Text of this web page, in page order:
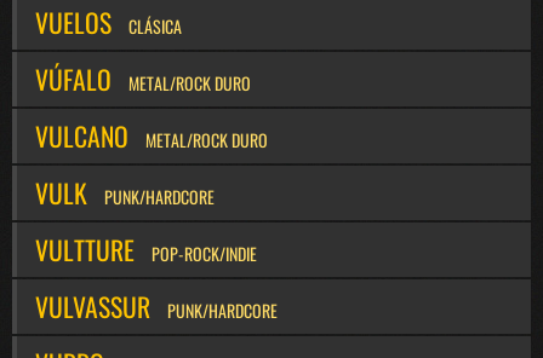
VUELOS CLÁSICA
VÚFALO METAL/ROCK DURO
VULCANO METAL/ROCK DURO
VULK PUNK/HARDCORE
VULTTURE POP-ROCK/INDIE
VULVASSUR PUNK/HARDCORE